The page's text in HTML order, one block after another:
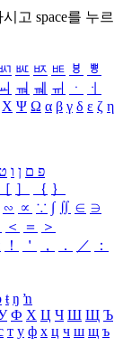
고 space를 누르
ㅵ ㅶ ㅷ ㅸ
ㅹ
ㆊ ㆋ ㆌ ㆍ
ㆎ
Χ Ψ Ω α β γ δ ε ζ η
פ ם ן ו
［ ］ ｛ ｝
∽ ∝ ∵ ∫ ∬ ∈ ∋
＜ ＝
＞
！ ＇ ， ． ／
：
ŧ ŋ ŉ
Ф Х Ц Ч Ш Щ Ъ
т у ф х ц ч ш щ ъ